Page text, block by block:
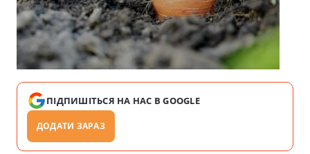
ПІДПИШІТЬСЯ НА НАС В GOOGLE
ДОДАТИ ЗАРАЗ